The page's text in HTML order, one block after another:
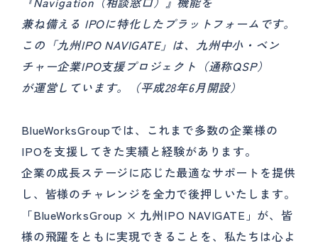
兼ね備える IPOに特化したプラットフォームです。
この「九州IPO NAVIGATE」は、九州中小・ベン
チャー企業IPO支援プロジェクト（通称QSP）
が運営しています。（平成28年6月開設）
BlueWorksGroupでは、これまで多数の企業様の
IPOを支援してきた実績と経験があります。
企業の成長ステージに応じた最適なサポートを提供
し、皆様のチャレンジを全力で後押しいたします。
「BlueWorksGroup × 九州IPO NAVIGATE」が、皆
様の飛躍をともに実現できることを、私たちは心よ